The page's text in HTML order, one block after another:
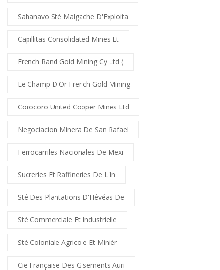
Sahanavo Sté Malgache D'Exploita
Capillitas Consolidated Mines Lt
French Rand Gold Mining Cy Ltd (
Le Champ D'Or French Gold Mining
Corocoro United Copper Mines Ltd
Negociacion Minera De San Rafael
Ferrocarriles Nacionales De Mexi
Sucreries Et Raffineries De L'In
Sté Des Plantations D'Hévéas De
Sté Commerciale Et Industrielle
Sté Coloniale Agricole Et Minièr
Cie Française Des Gisements Auri